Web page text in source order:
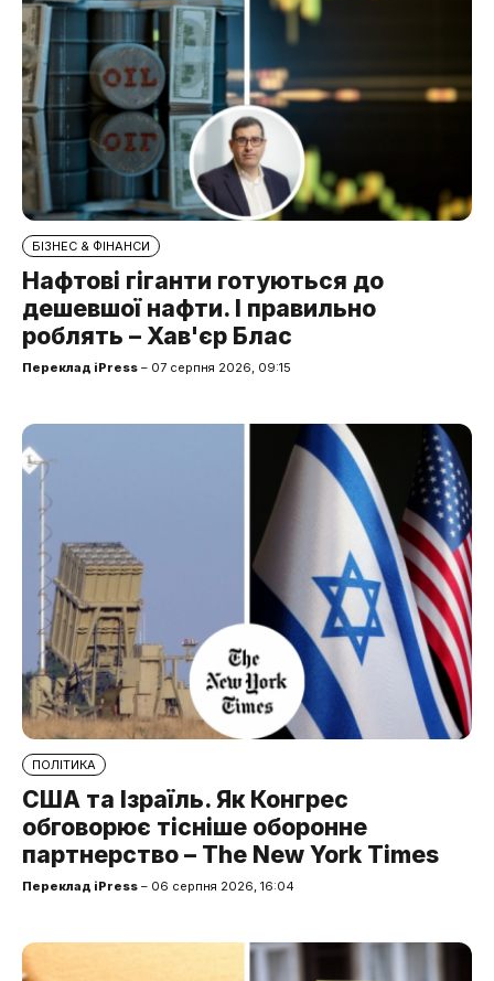
БІЗНЕС & ФІНАНСИ
Нафтові гіганти готуються до
дешевшої нафти. І правильно
роблять – Хав'єр Блас
Переклад iPress – 07 серпня 2026, 09:15
ПОЛІТИКА
США та Ізраїль. Як Конгрес
обговорює тісніше оборонне
партнерство – The New York Times
Переклад iPress – 06 серпня 2026, 16:04